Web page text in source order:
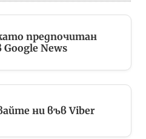
предпочитан
News
ни във Viber